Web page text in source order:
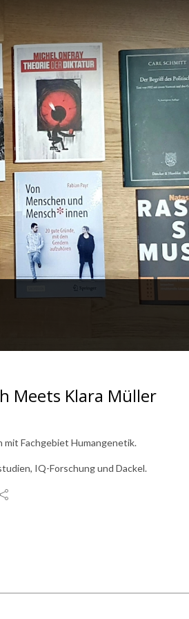
Meets Klara Müller
mit Fachgebiet Humangenetik.
IQ-Forschung und Dackel.